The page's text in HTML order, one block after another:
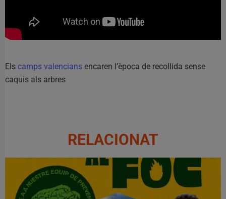
Els camps valencians encaren l’època de recollida sense
caquis als arbres
RELACIONAT